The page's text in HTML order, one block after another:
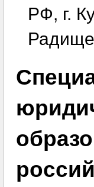
РФ, г.